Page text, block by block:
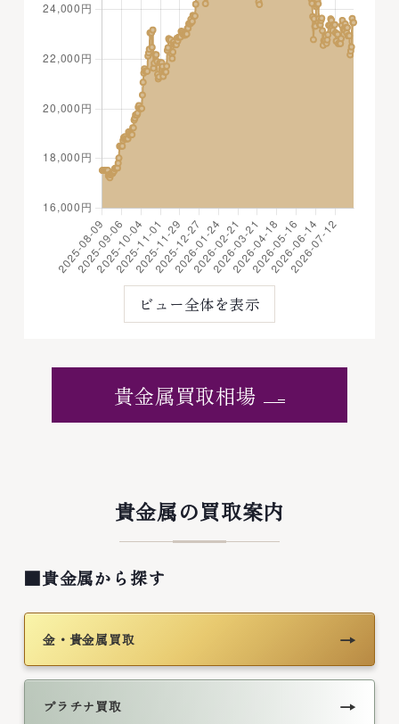
ビュー全体を表示
貴金属買取相場
貴金属の買取案内
■貴金属から探す
金・貴金属買取 →
プラチナ買取 →